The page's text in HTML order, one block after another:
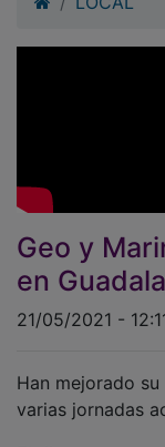
Geo y
en
21/05/2021 -
varias jornadas